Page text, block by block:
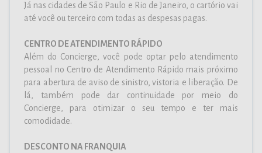
Já nas cidades de São Paulo e Rio de Janeiro, o cartório vai
até você ou terceiro com todas as despesas pagas.
CENTRO DE ATENDIMENTO RÁPIDO
Além do Concierge, você pode optar pelo atendimento
pessoal no Centro de Atendimento Rápido mais próximo
para abertura de aviso de sinistro, vistoria e liberação. De
lá, também pode dar continuidade por meio do
Concierge, para otimizar o seu tempo e ter mais
comodidade.
DESCONTO NA FRANQUIA